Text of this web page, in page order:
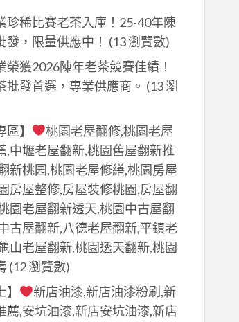
珍稀比賽老茶入庫！25-40年陳
發，限量供應中！ (13 瀏覽數)
榮獲2026陳年老茶競賽佳績！
批發首選，專業供應商。 (13 瀏
區】
桃園老屋翻修,桃園老屋
,中壢老屋翻新,桃園舊屋翻新推
新桃园,桃園老屋修繕,桃園房屋
房屋整修,房屋裝修桃園,房屋翻
園老屋翻新透天,桃園中古屋翻
古屋翻新,八德老屋翻新,平鎮老
山老屋翻新,桃園透天翻新,桃園
(12 瀏覽數)
新店油漆,新店油漆粉刷,新
薦,安坑油漆,新店安坑油漆,新店